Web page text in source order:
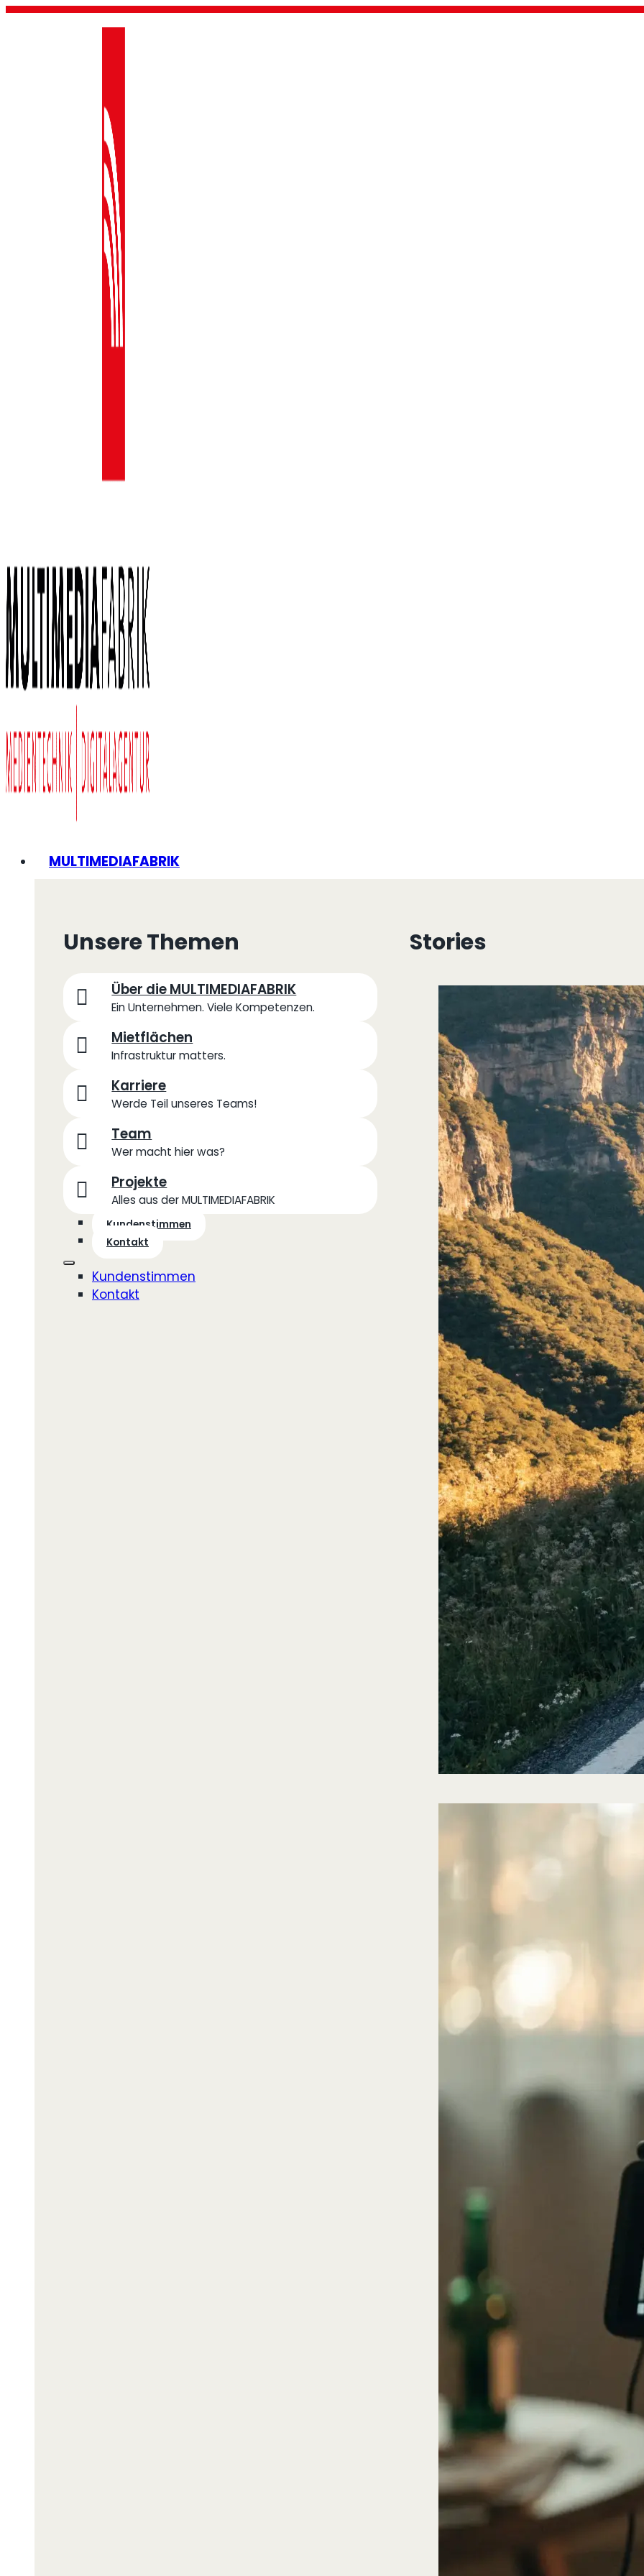
MULTIMEDIAFABRIK
Unsere Themen
Über die MULTIMEDIAFABRIK
Ein Unternehmen. Viele Kompetenzen.
Mietflächen
Infrastruktur matters.
Karriere
Werde Teil unseres Teams!
Team
Wer macht hier was?
Projekte
Alles aus der MULTIMEDIAFABRIK
Kundenstimmen
Kontakt
Kundenstimmen
Kontakt
Stories
Autos, die im
Car-Videos
Eine gute
die Bausteine des…